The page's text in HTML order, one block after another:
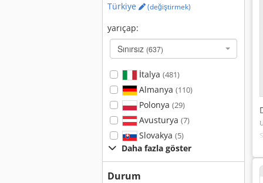
Türkiye
(değiştirmek)
yarıçap:
Sınırsız (637)
İtalya (481)
Almanya (110)
Polonya (29)
Avusturya (7)
Slovakya (5)
Daha fazla göster
Durum